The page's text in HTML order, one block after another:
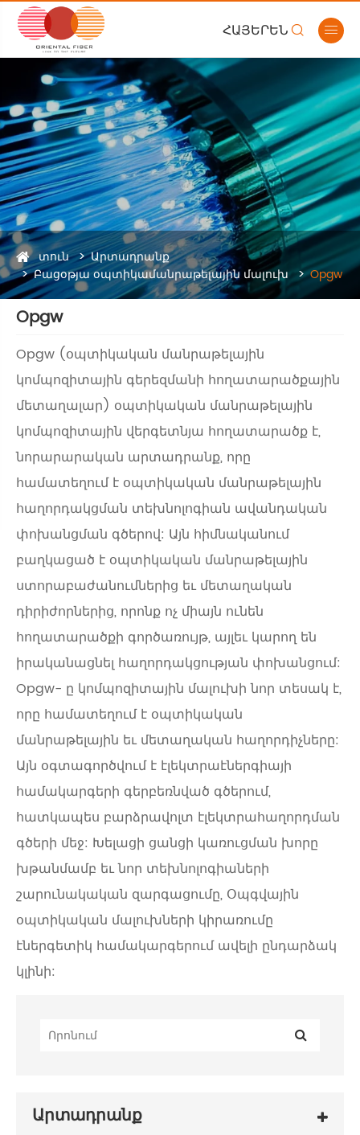
ՀԱՅԵՐԵՆ 
տուն
Արտադրանք
Բացօթյա օպտիկամանրաթելային մալուխ
Opgw
Opgw
Opgw (օպտիկական մանրաթելային
կոմպոզիտային գերեզմանի հողատարածքային
մետաղալար) օպտիկական մանրաթելային
կոմպոզիտային վերգետնյա հողատարածք է,
նորարարական արտադրանք, որը
համատեղում է օպտիկական մանրաթելային
հաղորդակցման տեխնոլոգիան ավանդական
փոխանցման գծերով: Այն հիմնականում
բաղկացած է օպտիկական մանրաթելային
ստորաբաժանումներից եւ մետաղական
դիրիժորներից, որոնք ոչ միայն ունեն
հողատարածքի գործառույթ, այլեւ կարող են
իրականացնել հաղորդակցության փոխանցում:
Opgw- ը կոմպոզիտային մալուխի նոր տեսակ է,
որը համատեղում է օպտիկական
մանրաթելային եւ մետաղական հաղորդիչները:
Այն օգտագործվում է էլեկտրաէներգիայի
համակարգերի գերբեռնված գծերում,
հատկապես բարձրավոլտ էլեկտրահաղորդման
գծերի մեջ: Խելացի ցանցի կառուցման խորը
խթանմամբ եւ նոր տեխնոլոգիաների
շարունակական զարգացումը, Օպգվային
օպտիկական մալուխների կիրառումը
էներգետիկ համակարգերում ավելի ընդարձակ
կլինի:
Արտադրանք